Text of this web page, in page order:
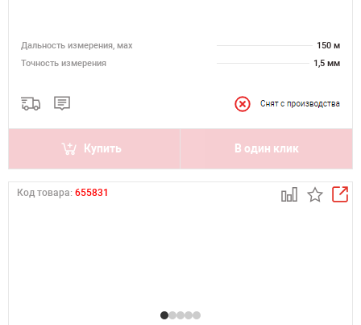
Дальность измерения, мах
150 м
Точность измерения
1,5 мм
Купить В один клик
Код товара: 655831